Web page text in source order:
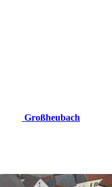
Großheubach